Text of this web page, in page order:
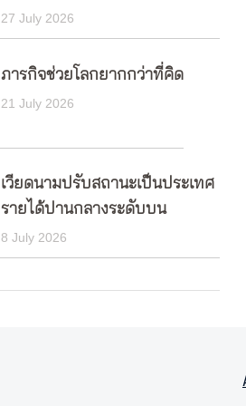
27 July 2026
ภารกิจช่วยโลกยากกว่าที่คิด
21 July 2026
เวียดนามปรับสถานะเป็นประเทศ
รายได้ปานกลางระดับบน
8 July 2026